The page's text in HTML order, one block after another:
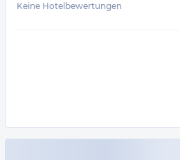
Keine Hotelbewertungen